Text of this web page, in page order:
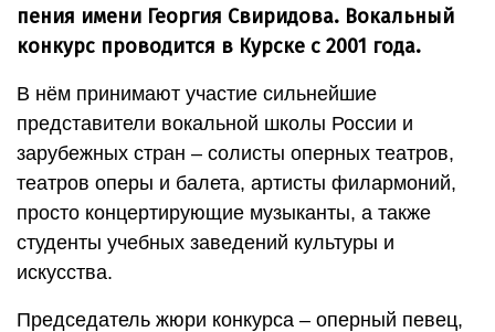
пения имени Георгия Свиридова. Вокальный
конкурс проводится в Курске с 2001 года.
В нём принимают участие сильнейшие
представители вокальной школы России и
зарубежных стран – солисты оперных театров,
театров оперы и балета, артисты филармоний,
просто концертирующие музыканты, а также
студенты учебных заведений культуры и
искусства.
Председатель жюри конкурса – оперный певец,